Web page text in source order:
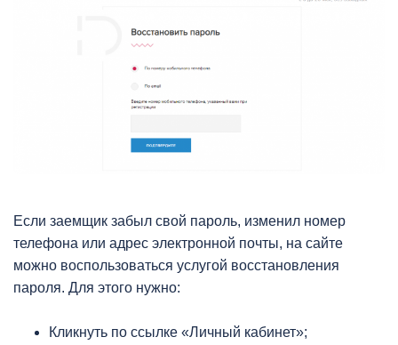
Если заемщик забыл свой пароль, изменил номер
телефона или адрес электронной почты, на сайте
можно воспользоваться услугой восстановления
пароля. Для этого нужно:
Кликнуть по ссылке «Личный кабинет»;